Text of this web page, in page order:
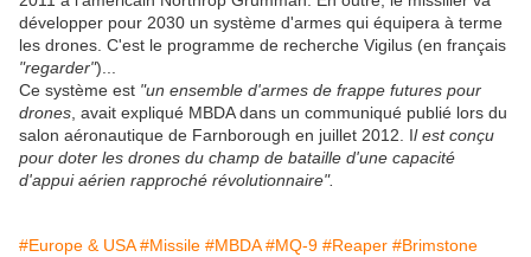
développer pour 2030 un système d'armes qui équipera à terme
les drones. C'est le programme de recherche Vigilus (en français
"regarder")...
Ce système est "un ensemble d'armes de frappe futures pour
drones , avait expliqué MBDA dans un communiqué publié lors du
salon aéronautique de Farnborough en juillet 2012. Il est conçu
pour doter les drones du champ de bataille d'une capacité
d'appui aérien rapproché révolutionnaire".
#Europe & USA #Missile #MBDA #MQ-9 #Reaper #Brimstone